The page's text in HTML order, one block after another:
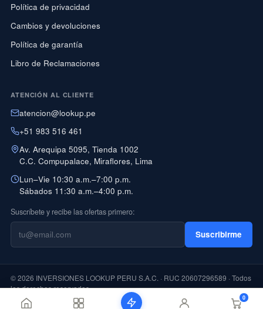
0
Política de privacidad
Cambios y devoluciones
Política de garantía
Libro de Reclamaciones
ATENCIÓN AL CLIENTE
atencion@lookup.pe
+51 983 516 461
Av. Arequipa 5095, Tienda 1002
C.C. Compupalace, Miraflores, Lima
Lun–Vie 10:30 a.m.–7:00 p.m.
Sábados 11:30 a.m.–4:00 p.m.
Suscríbete y recibe las ofertas primero:
Suscribirme
© 2026 INVERSIONES LOOKUP PERU S.A.C. · RUC 20607296589 · Todos
los derechos reservados
PAGO CON YAPE DISPONIBLE